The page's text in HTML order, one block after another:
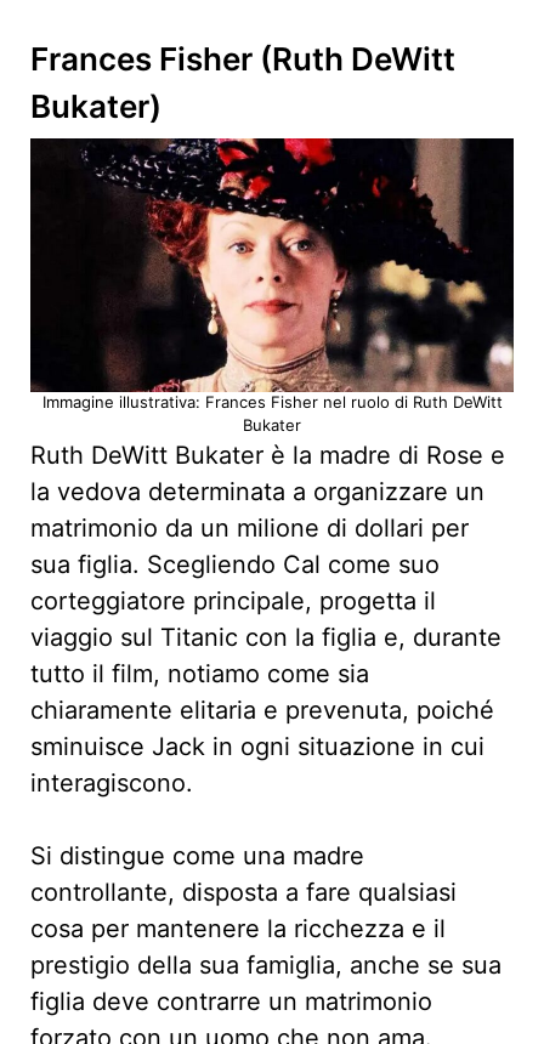
Frances Fisher (Ruth DeWitt
Bukater)
Immagine illustrativa: Frances Fisher nel ruolo di Ruth DeWitt
Bukater
Ruth DeWitt Bukater è la madre di Rose e
la vedova determinata a organizzare un
matrimonio da un milione di dollari per
sua figlia. Scegliendo Cal come suo
corteggiatore principale, progetta il
viaggio sul Titanic con la figlia e, durante
tutto il film, notiamo come sia
chiaramente elitaria e prevenuta, poiché
sminuisce Jack in ogni situazione in cui
interagiscono.
Si distingue come una madre
controllante, disposta a fare qualsiasi
cosa per mantenere la ricchezza e il
prestigio della sua famiglia, anche se sua
figlia deve contrarre un matrimonio